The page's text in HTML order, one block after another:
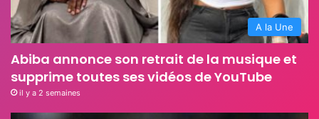
A la Une
Abiba annonce son retrait de la musique et
supprime toutes ses vidéos de YouTube
il y a 2 semaines